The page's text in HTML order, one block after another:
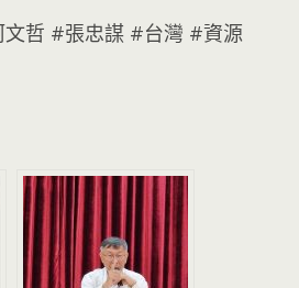
哲 #張忠謀 #台灣 #資源